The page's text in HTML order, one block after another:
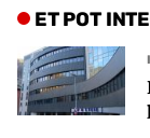
ET POT